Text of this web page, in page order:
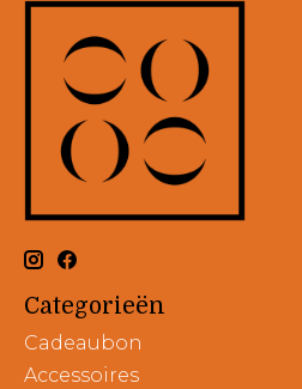
Categorieën
Cadeaubon
Accessoires